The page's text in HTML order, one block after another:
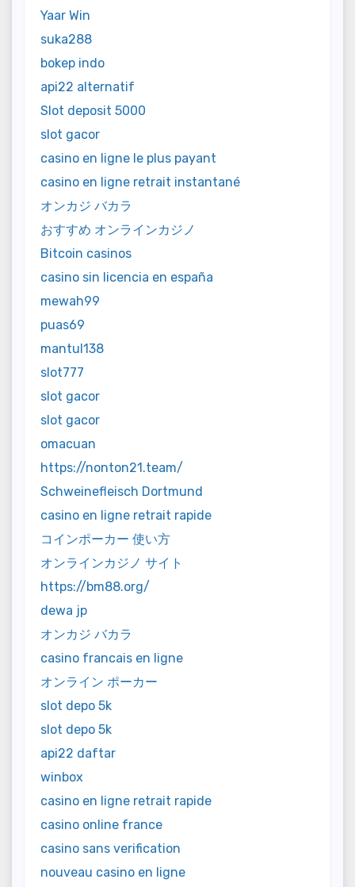
Yaar Win
suka288
bokep indo
api22 alternatif
Slot deposit 5000
slot gacor
casino en ligne le plus payant
casino en ligne retrait instantané
オンカジ バカラ
おすすめ オンラインカジノ
Bitcoin casinos
casino sin licencia en españa
mewah99
puas69
mantul138
slot777
slot gacor
slot gacor
omacuan
https://nonton21.team/
Schweinefleisch Dortmund
casino en ligne retrait rapide
コインポーカー 使い方
オンラインカジノ サイト
https://bm88.org/
dewa jp
オンカジ バカラ
casino francais en ligne
オンライン ポーカー
slot depo 5k
slot depo 5k
api22 daftar
winbox
casino en ligne retrait rapide
casino online france
casino sans verification
nouveau casino en ligne